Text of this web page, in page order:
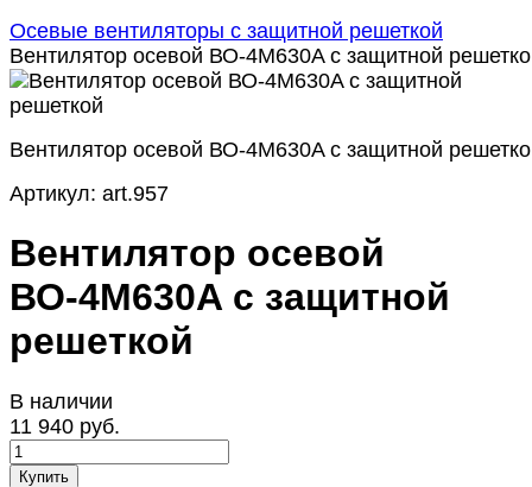
Осевые вентиляторы с защитной решеткой
Вентилятор осевой ВО-4М630A с защитной
Вентилятор осевой ВО-4М630A с защитной
Артикул: art.957
Вентилятор осевой
ВО-4М630A с защитной
решеткой
В наличии
11 940 руб.
Купить